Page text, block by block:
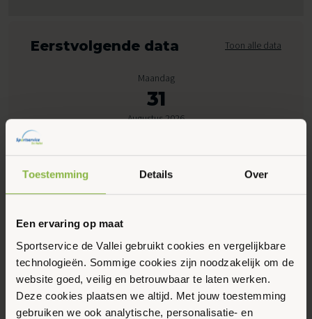
Toestemming Details Over
Een ervaring op maat
Sportservice de Vallei gebruikt cookies en vergelijkbare
technologieën. Sommige cookies zijn noodzakelijk om de
website goed, veilig en betrouwbaar te laten werken.
Deze cookies plaatsen we altijd. Met jouw toestemming
gebruiken we ook analytische, personalisatie- en
Eerstvolgende data Toon alle data
Maandag
31
Augustus 2026
Peppelensteeg 17, Ede
Maak favoriet
Gerelateerde activiteiten